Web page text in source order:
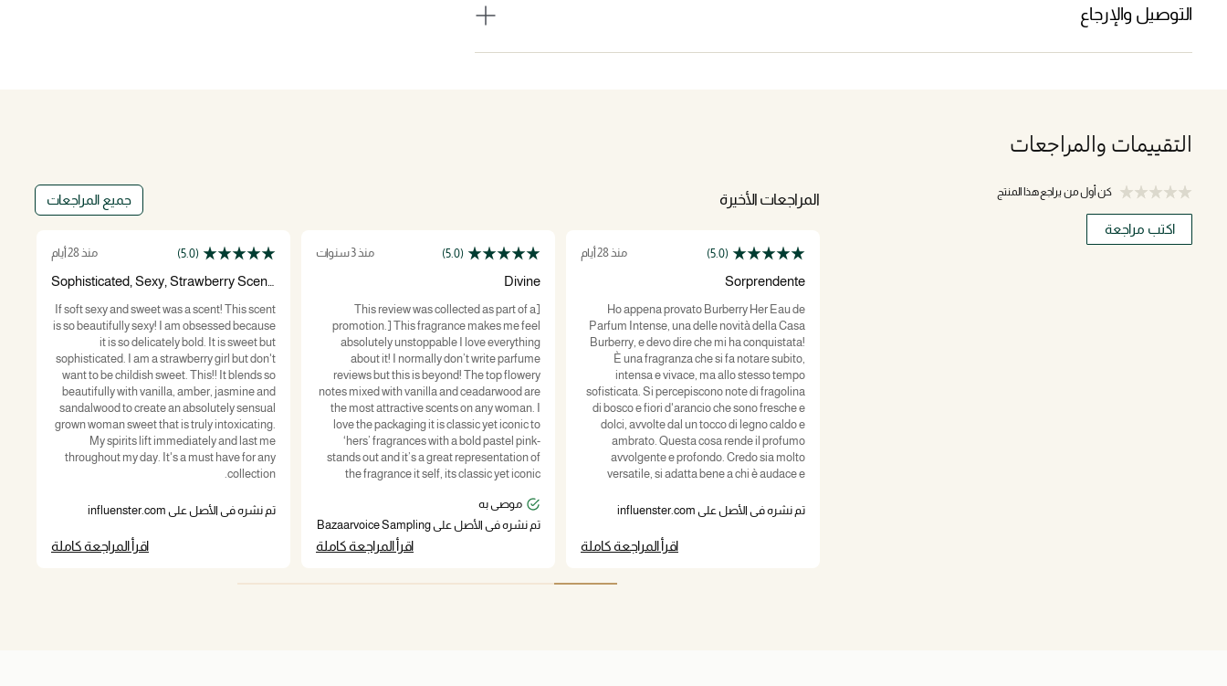
التوصيل والإرجاع
التقييمات والمراجعات
كن أول من يراجع هذا المنتج
اكتب مراجعة
المراجعات الأخيرة جميع المراجعات
(5.0) منذ 28 أيام
Sorprendente
Ho appena provato Burberry Her Eau de
Parfum Intense, una delle novità della Casa
Burberry, e devo dire che mi ha conquistata!
È una fragranza che si fa notare subito,
intensa e vivace, ma allo stesso tempo
sofisticata. Si percepiscono note di fragolina
di bosco e fiori d'arancio che sono fresche e
dolci, avvolte dal un tocco di legno caldo e
ambrato. Questa cosa rende il profumo
avvolgente e profondo. Credo sia molto
versatile, si adatta bene a chi è audace e
bellissimo, più scuro rispetto alla versione
perfettamente l'intensità del profumo.
تم نشره في الأصل على influenster.com
اقرأ المراجعة كاملة
(5.0) منذ 3 سنوات
Divine
[This review was collected as part of a
promotion.] This fragrance makes me feel
absolutely unstoppable I love everything
about it! I normally don’t write parfume
reviews but this is beyond! The top flowery
notes mixed with vanilla and ceadarwood are
the most attractive scents on any woman. I
love the packaging it is classic yet iconic to
‘hers’ fragrances with a bold pastel pink-
stands out and it’s a great representation of
the fragrance it self, its classic yet iconic
موصى به
تم نشره في الأصل على Bazaarvoice Sampling
اقرأ المراجعة كاملة
(5.0) منذ 28 أيام
Sophisticated, Sexy, Strawberry Scent-
If soft sexy and sweet was a scent! This scent
is so beautifully sexy! I am obsessed because
it is so delicately bold. It is sweet but
sophisticated. I am a strawberry girl but don't
want to be childish sweet. This!! It blends so
beautifully with vanilla, amber, jasmine and
sandalwood to create an absolutely sensual
grown woman sweet that is truly intoxicating.
My spirits lift immediately and last me
throughout my day. It's a must have for any
collection.
تم نشره في الأصل على influenster.com
اقرأ المراجعة كاملة